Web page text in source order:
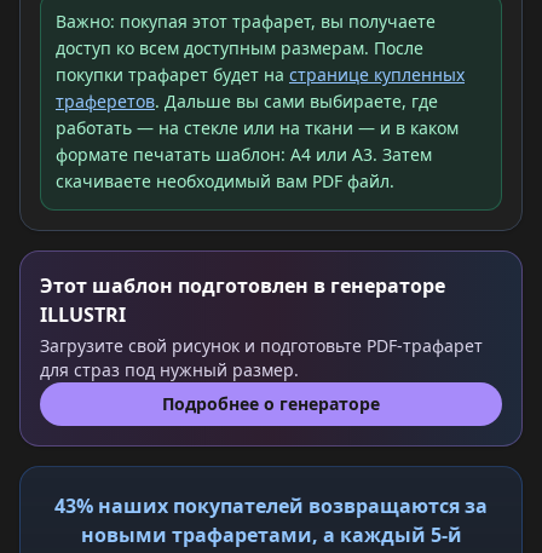
Важно: покупая этот трафарет, вы получаете
доступ ко всем доступным размерам. После
покупки трафарет будет на странице купленных
траферетов. Дальше вы сами выбираете, где
работать — на стекле или на ткани — и в каком
формате печатать шаблон: A4 или A3. Затем
скачиваете необходимый вам PDF файл.
Этот шаблон подготовлен в генераторе
ILLUSTRI
Загрузите свой рисунок и подготовьте PDF-трафарет
для страз под нужный размер.
Подробнее о генераторе
43% наших покупателей возвращаются за
новыми трафаретами, а каждый 5-й